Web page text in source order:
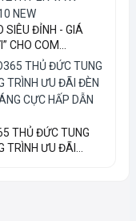
SIÊU ĐỈNH - GIÁ
CHO COM...
THỦ ĐỨC TUNG
TRÌNH ƯU ĐÃI...